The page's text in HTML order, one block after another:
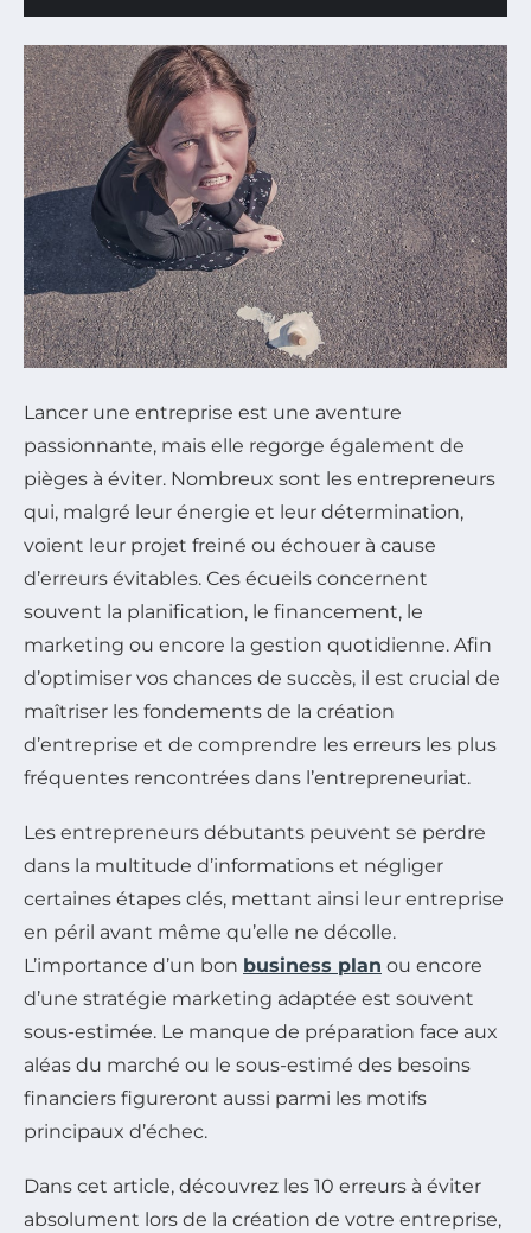
Lancer une entreprise est une aventure
passionnante, mais elle regorge également de
pièges à éviter. Nombreux sont les entrepreneurs
qui, malgré leur énergie et leur détermination,
voient leur projet freiné ou échouer à cause
d’erreurs évitables. Ces écueils concernent
souvent la planification, le financement, le
marketing ou encore la gestion quotidienne. Afin
d’optimiser vos chances de succès, il est crucial de
maîtriser les fondements de la création
d’entreprise et de comprendre les erreurs les plus
fréquentes rencontrées dans l’entrepreneuriat.
Les entrepreneurs débutants peuvent se perdre
dans la multitude d’informations et négliger
certaines étapes clés, mettant ainsi leur entreprise
en péril avant même qu’elle ne décolle.
L’importance d’un bon business plan ou encore
d’une stratégie marketing adaptée est souvent
sous-estimée. Le manque de préparation face aux
aléas du marché ou le sous-estimé des besoins
financiers figureront aussi parmi les motifs
principaux d’échec.
Dans cet article, découvrez les 10 erreurs à éviter
absolument lors de la création de votre entreprise,